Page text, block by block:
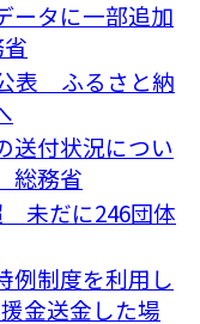
ータに一部追加
表 ふるさと納
送付状況につい
総務省
未だに246団体
例制度を利用し
金送金した場